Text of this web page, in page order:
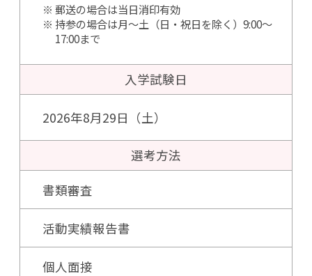
郵送の場合は当日消印有効
持参の場合は月～土（日・祝日を除く）9:00～
17:00まで
入学試験日
2026年8月29日（土）
選考方法
書類審査
活動実績報告書
個人面接